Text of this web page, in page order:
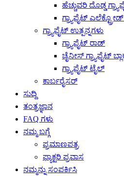
ಹೆಚ್ಚುವರಿ ದೊಡ್ಡ
ಗ್ರ್ಯಾಫೈಟ್
ಗ್ರ್ಯಾಫೈಟ್ ಉತ್ಪನ್ನಗಳು
ಗ್ರ್ಯಾಫೈಟ್ ರಾಡ್
ಚೈನೀಸ್ ಗ್ರ್ಯಾಫೈಟ್
ಗ್ರ್ಯಾಫೈಟ್ ಟೈಲ್
ಕಾರ್ಬರೈಸರ್
ಸುದ್ದಿ
ತಂತ್ರಜ್ಞಾನ
FAQ ಗಳು
ನಮ್ಮ ಬಗ್ಗೆ
ಪ್ರಮಾಣಪತ್ರ
ಫ್ಯಾಕ್ಟರಿ ಪ್ರವಾಸ
ನಮ್ಮನ್ನು ಸಂಪರ್ಕಿಸಿ